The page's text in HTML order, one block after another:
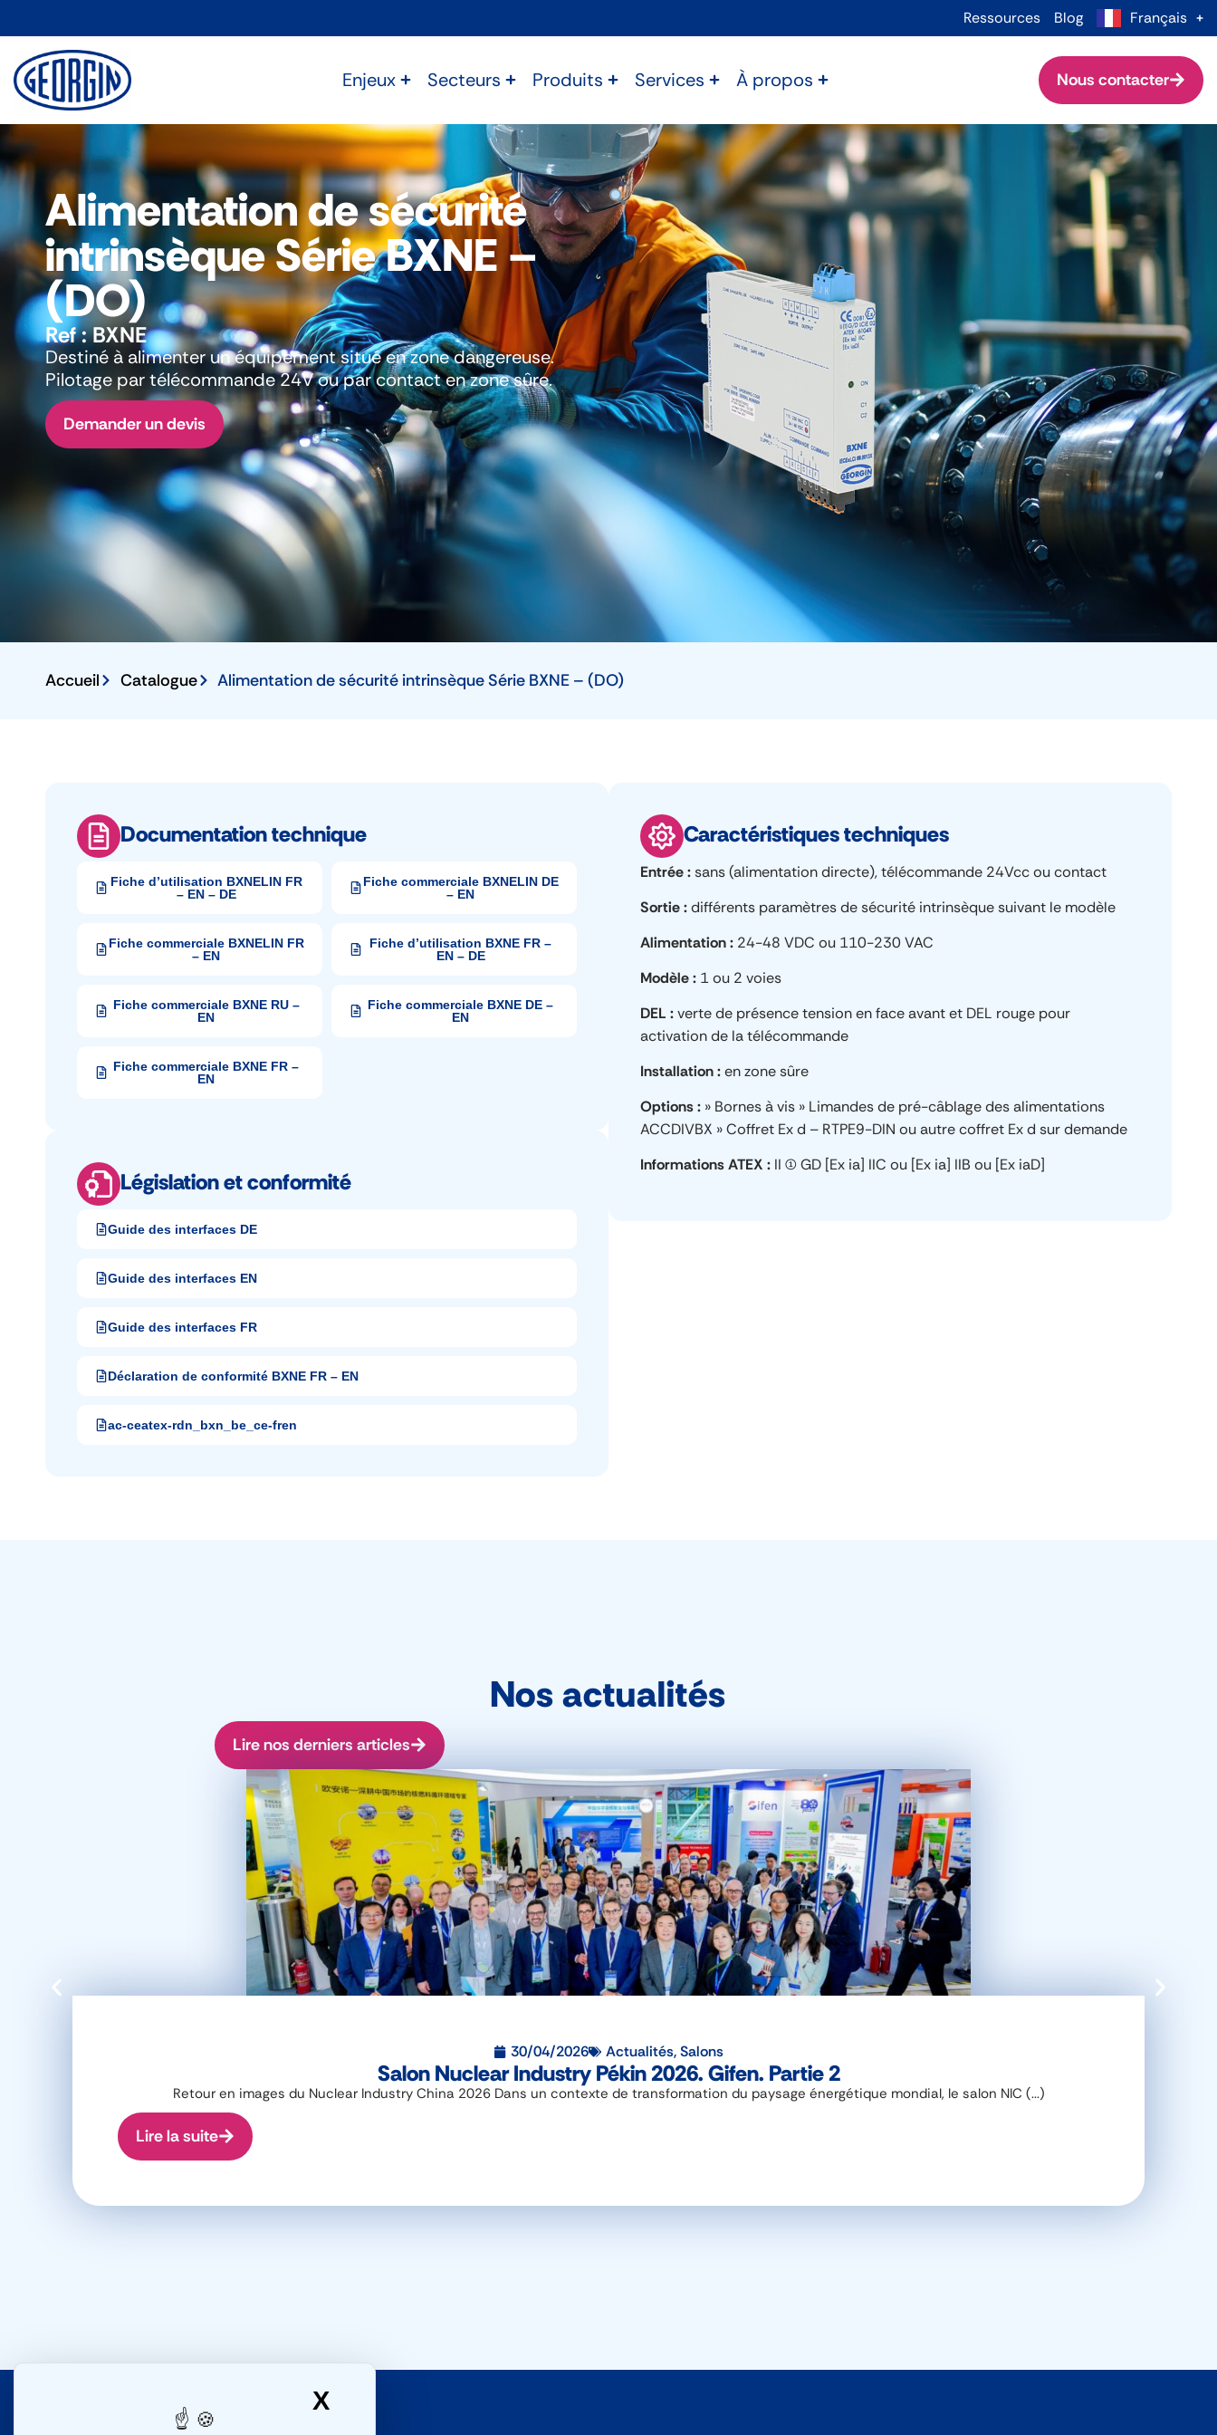
X
Ressources Blog Français
Enjeux Secteurs Produits Services À propos Nous contacter
Alimentation de sécurité
intrinsèque Série BXNE –
(DO)
Ref :BXNE
Destiné à alimenter un équipement situé en zone dangereuse.
Pilotage par télécommande 24V ou par contact en zone sûre.
Demander un devis
Accueil Catalogue Alimentation de sécurité intrinsèque Série BXNE – (DO)
Documentation technique
Fiche d’utilisation BXNELIN FR
– EN – DE
Fiche commerciale BXNELIN DE
– EN
Fiche commerciale BXNELIN FR
– EN
Fiche d’utilisation BXNE FR –
EN – DE
Fiche commerciale BXNE RU –
EN
Fiche commerciale BXNE DE –
EN
Fiche commerciale BXNE FR –
EN
Législation et conformité
Guide des interfaces DE
Guide des interfaces EN
Guide des interfaces FR
Déclaration de conformité BXNE FR – EN
ac-ceatex-rdn_bxn_be_ce-fren
Caractéristiques techniques
Entrée sans (alimentation directe), télécommande 24Vcc ou contact
Sortie différents paramètres de sécurité intrinsèque suivant le modèle
Alimentation
24-48 VDC ou 110-230 VAC
Modèle
1 ou 2 voies
DEL
verte de présence tension en face avant et DEL rouge pour
activation de la télécommande
Installation en zone sûre
Options
» Bornes à vis » Limandes de pré-câblage des alimentations
ACCDIVBX » Coffret Ex d – RTPE9-DIN ou autre coffret Ex d sur demande
Informations ATEX
II (1) GD [Ex ia] IIC ou [Ex ia] IIB ou [Ex iaD]
Nos actualités
Lire nos derniers articles
30/04/2026 Actualités,Salons
Salon Nuclear Industry Pékin 2026. Gifen. Partie 2
Retour en images du Nuclear Industry China 2026 Dans un contexte de transformation du paysage énergétique mondial, le salon NIC (...)
Lire la suite